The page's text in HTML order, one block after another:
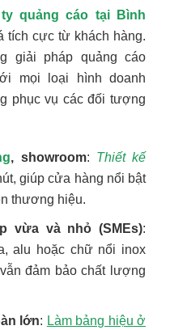
quảng cáo tại Bình
tích cực từ khách hàng.
giải pháp quảng cáo
mọi loại hình doanh
phục vụ các đối tượng
, showroom: Thiết kế
giúp cửa hàng nổi bật
thương hiệu.
vừa và nhỏ (SMEs):
alu hoặc chữ nổi inox
đảm bảo chất lượng
lớn: Làm bảng hiệu ở